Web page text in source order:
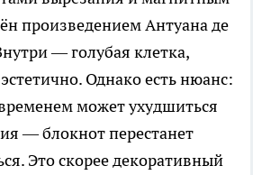
произведением Антуана де
— голубая клетка,
Однако есть нюанс:
может ухудшиться
— блокнот перестанет
Это скорее декоративный